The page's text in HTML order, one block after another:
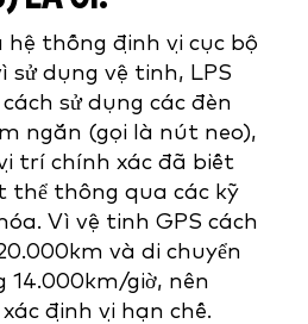
hệ thống định vị cục bộ
sử dụng vệ tinh, LPS
sử dụng các đèn
ngắn (gọi là nút neo),
trí chính xác đã biết
thể thông qua các kỹ
Vì vệ tinh GPS cách
và di chuyển
14.000km/giờ, nên
định vị hạn chế.